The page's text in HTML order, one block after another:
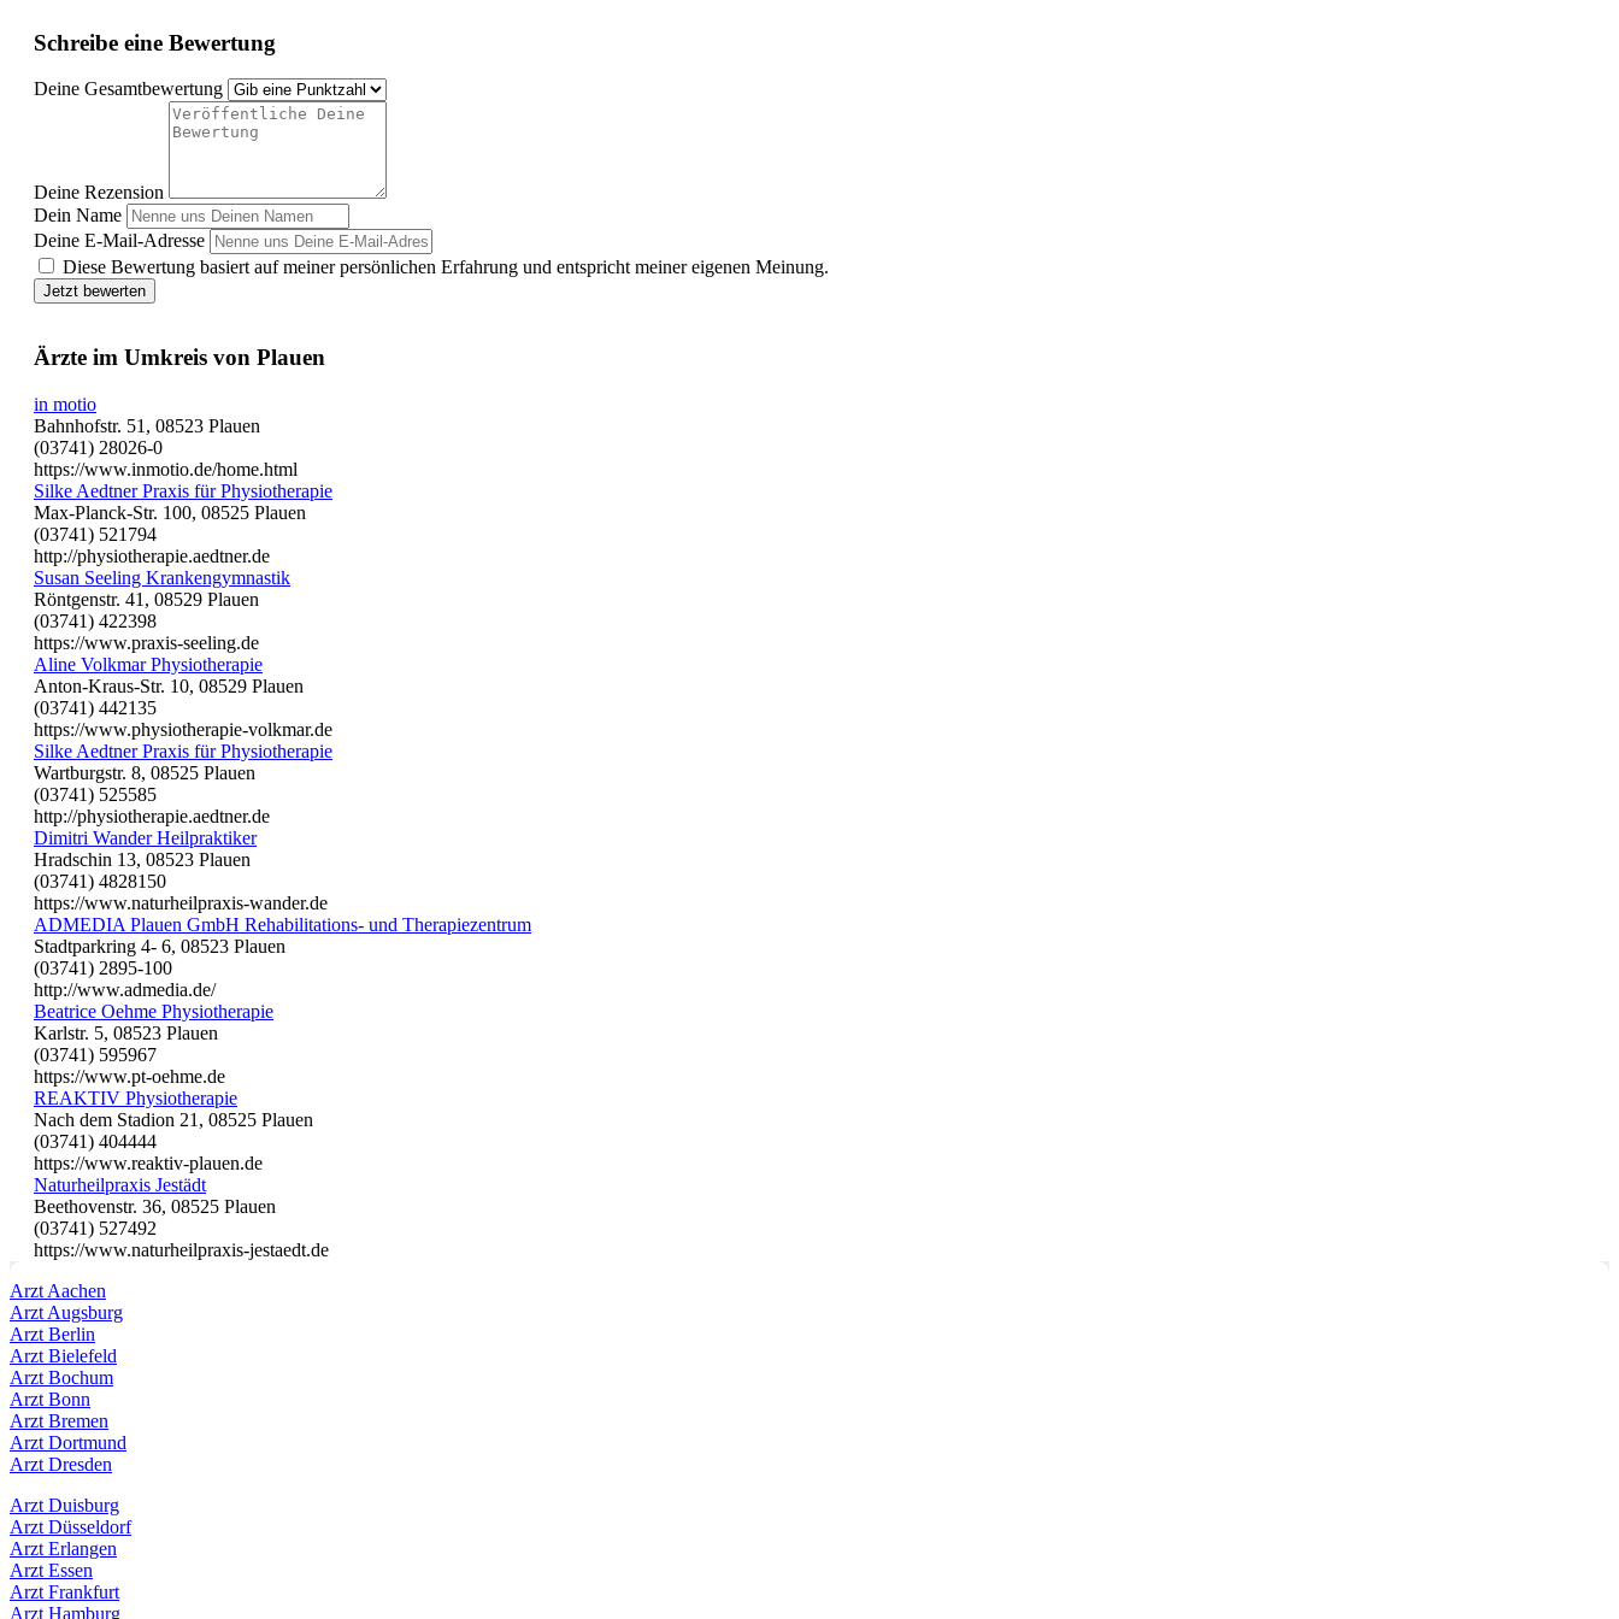
Schreibe eine Bewertung
Deine Gesamtbewertung
Deine Rezension
Dein Name
Deine E-Mail-Adresse
Diese Bewertung basiert auf meiner persönlichen Erfahrung und entspricht meiner eigenen Meinung.
Jetzt bewerten
Ärzte im Umkreis von Plauen
in motio
Bahnhofstr. 51, 08523 Plauen
(03741) 28026-0
https://www.inmotio.de/home.html
Silke Aedtner Praxis für Physiotherapie
Max-Planck-Str. 100, 08525 Plauen
(03741) 521794
http://physiotherapie.aedtner.de
Susan Seeling Krankengymnastik
Röntgenstr. 41, 08529 Plauen
(03741) 422398
https://www.praxis-seeling.de
Aline Volkmar Physiotherapie
Anton-Kraus-Str. 10, 08529 Plauen
(03741) 442135
https://www.physiotherapie-volkmar.de
Silke Aedtner Praxis für Physiotherapie
Wartburgstr. 8, 08525 Plauen
(03741) 525585
http://physiotherapie.aedtner.de
Dimitri Wander Heilpraktiker
Hradschin 13, 08523 Plauen
(03741) 4828150
https://www.naturheilpraxis-wander.de
ADMEDIA Plauen GmbH Rehabilitations- und Therapiezentrum
Stadtparkring 4- 6, 08523 Plauen
(03741) 2895-100
http://www.admedia.de/
Beatrice Oehme Physiotherapie
Karlstr. 5, 08523 Plauen
(03741) 595967
https://www.pt-oehme.de
REAKTIV Physiotherapie
Nach dem Stadion 21, 08525 Plauen
(03741) 404444
https://www.reaktiv-plauen.de
Naturheilpraxis Jestädt
Beethovenstr. 36, 08525 Plauen
(03741) 527492
https://www.naturheilpraxis-jestaedt.de
Arzt Aachen
Arzt Augsburg
Arzt Berlin
Arzt Bielefeld
Arzt Bochum
Arzt Bonn
Arzt Bremen
Arzt Dortmund
Arzt Dresden
Arzt Duisburg
Arzt Düsseldorf
Arzt Erlangen
Arzt Essen
Arzt Frankfurt
Arzt Hamburg